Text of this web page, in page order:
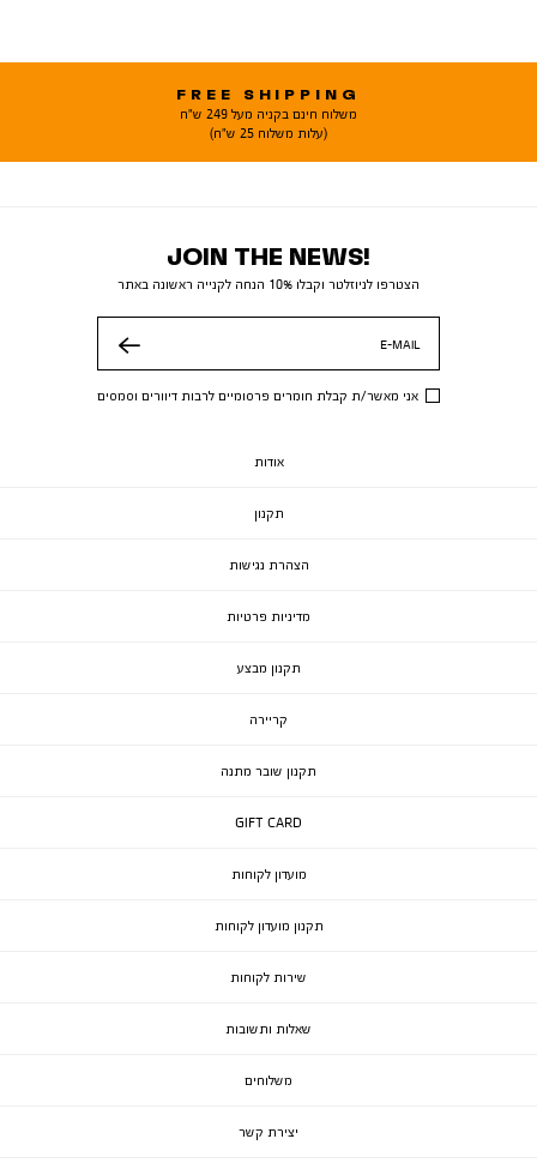
FREE SHIPPING
משלוח חינם בקניה מעל 249 ש"ח
(עלות משלוח 25 ש"ח)
JOIN THE NEWS!
הצטרפו לניוזלטר וקבלו 10% הנחה לקנייה ראשונה באתר
E-MAIL
אני מאשר/ת קבלת חומרים פרסומיים לרבות דיוורים וסמסים
אודות
תקנון
הצהרת נגישות
מדיניות פרטיות
תקנון מבצע
קריירה
תקנון שובר מתנה
GIFT CARD
מועדון לקוחות
תקנון מועדון לקוחות
שירות לקוחות
שאלות ותשובות
משלוחים
יצירת קשר